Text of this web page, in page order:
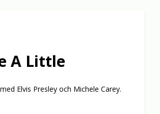
A Little
Elvis Presley och Michele Carey.